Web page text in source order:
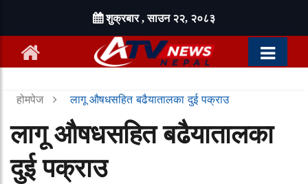
शुक्रबार , साउन २२, २०८३
होमपेज लागू औषधसहित बढैयातालका दुई पक्राउ
लागू औषधसहित बढैयातालका
दुई पक्राउ